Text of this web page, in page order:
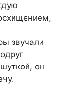
звучали
он